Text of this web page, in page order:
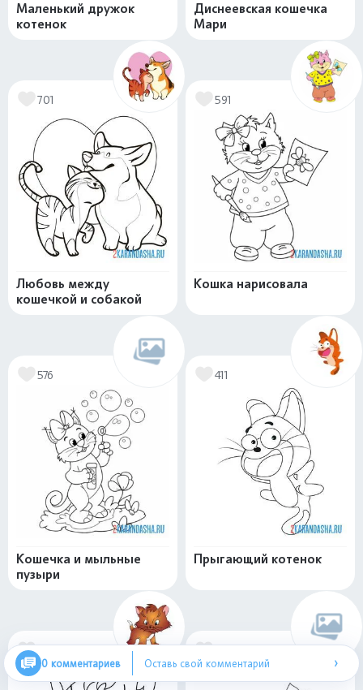
Маленький дружок
котенок
Диснеевская кошечка
Мари
701
Любовь между
кошечкой и собакой
591
Кошка нарисовала
576
Кошечка и мыльные
пузыри
411
Прыгающий котенок
437 422
0 комментариев Оставь свой комментарий ›